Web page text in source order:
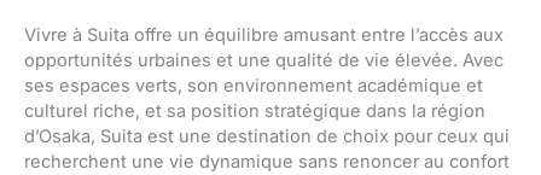
Vivre à Suita offre un équilibre amusant entre l’accès aux
opportunités urbaines et une qualité de vie élevée. Avec
ses espaces verts, son environnement académique et
culturel riche, et sa position stratégique dans la région
d’Osaka, Suita est une destination de choix pour ceux qui
recherchent une vie dynamique sans renoncer au confort